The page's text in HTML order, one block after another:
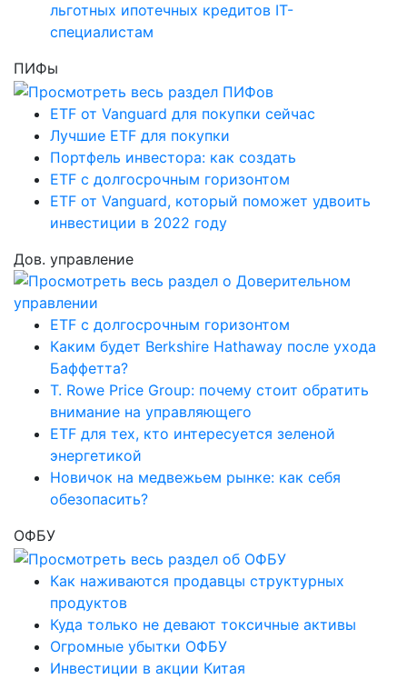
льготных ипотечных кредитов IT-
специалистам
ПИФы
ETF от Vanguard для покупки сейчас
Лучшие ETF для покупки
Портфель инвестора: как создать
ETF с долгосрочным горизонтом
ETF от Vanguard, который поможет удвоить
инвестиции в 2022 году
Дов. управление
ETF с долгосрочным горизонтом
Каким будет Berkshire Hathaway после ухода
Баффетта?
T. Rowe Price Group: почему стоит обратить
внимание на управляющего
ETF для тех, кто интересуется зеленой
энергетикой
Новичок на медвежьем рынке: как себя
обезопасить?
ОФБУ
Как наживаются продавцы структурных
продуктов
Куда только не девают токсичные активы
Огромные убытки ОФБУ
Инвестиции в акции Китая